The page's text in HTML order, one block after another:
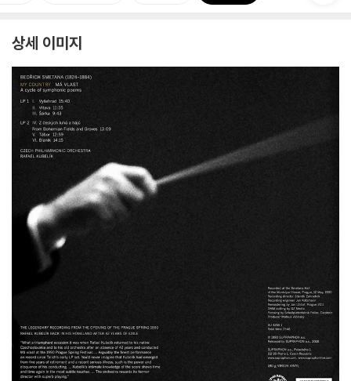
상세 이미지